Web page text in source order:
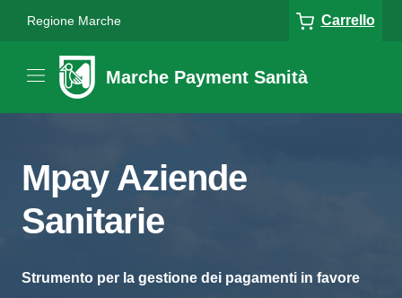
Regione Marche Carrello
Marche Payment Sanità
Mpay Aziende
Sanitarie
Strumento per la gestione dei pagamenti in favore